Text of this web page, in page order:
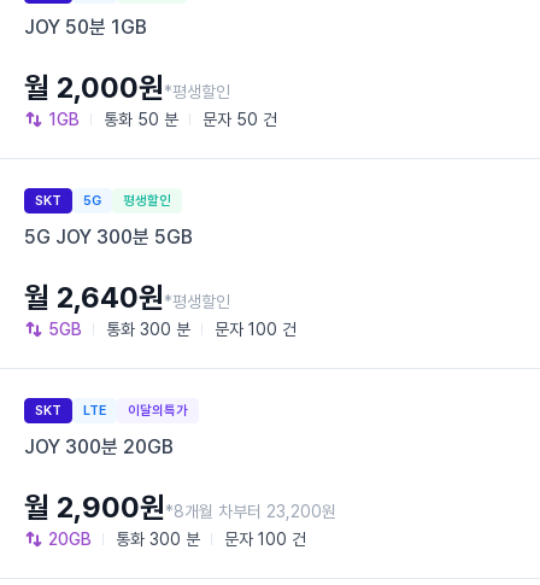
JOY 50분 1GB
1GB 통화 50 분 문자 50 건
월 2,000원*평생할인
SKT 5G 평생할인
5G JOY 300분 5GB
5GB 통화 300 분 문자 100 건
월 2,640원*평생할인
SKT LTE 이달의특가
JOY 300분 20GB
20GB 통화 300 분 문자 100 건
월 2,900원*8개월 차부터 23,200원